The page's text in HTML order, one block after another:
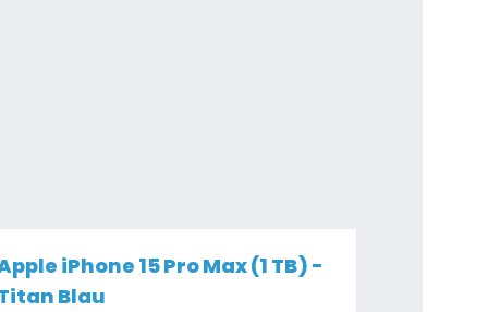
iPhone 15 Pro Max (1 TB) -
Blau